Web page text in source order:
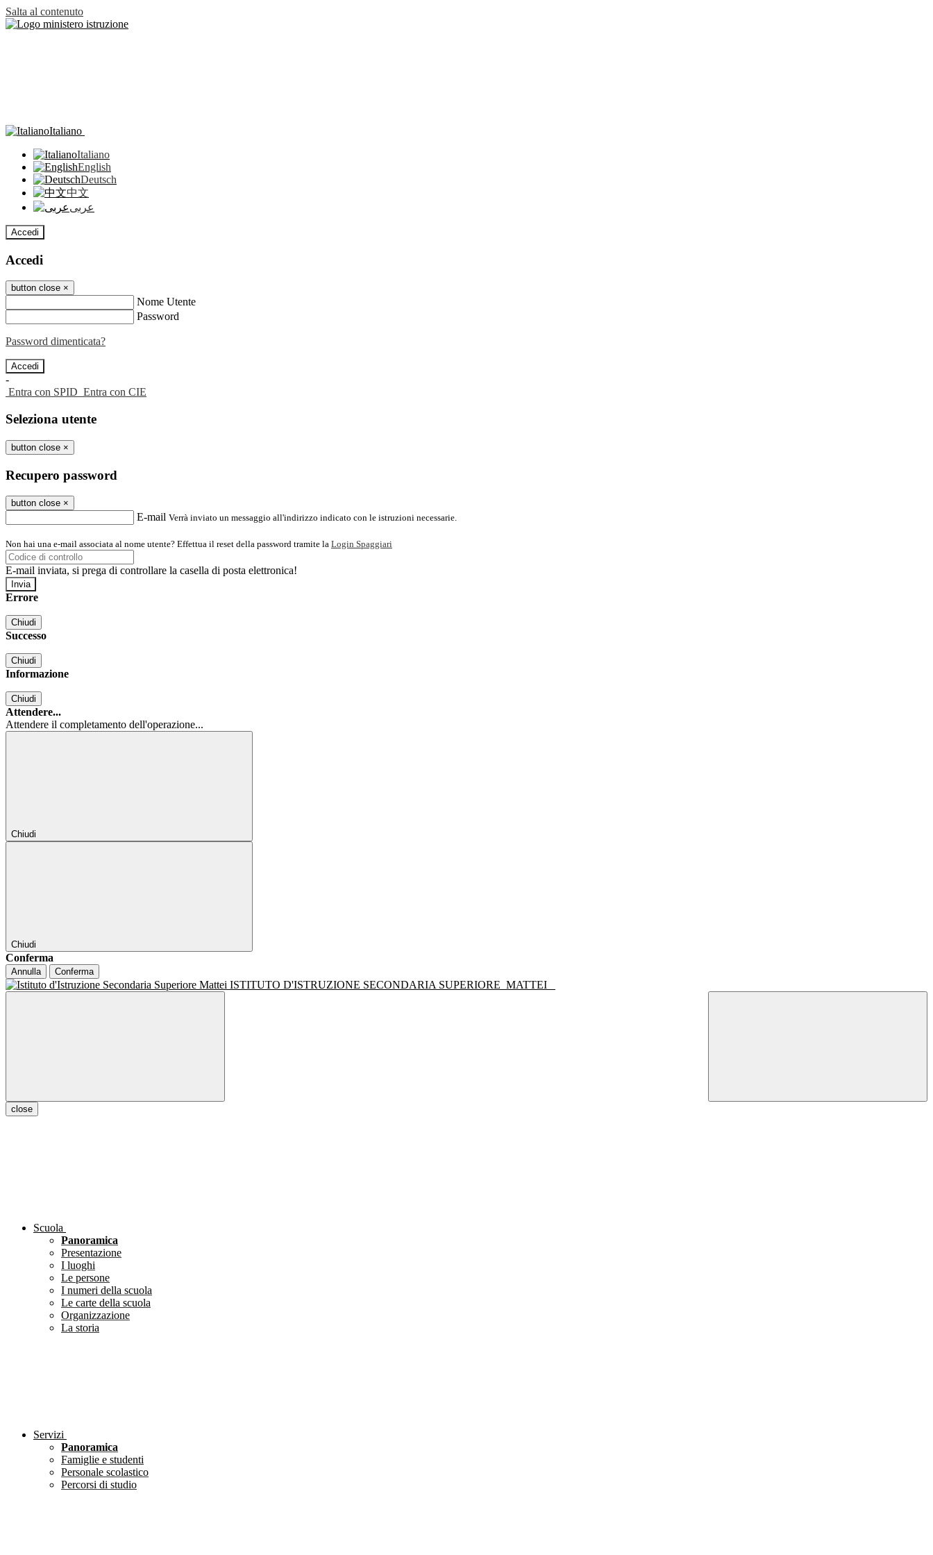
Salta al contenuto
Italiano
Italiano
English
Deutsch
中文
عربى
Accedi
Accedi
button close ×
Nome Utente
Password
Password dimenticata?
-
Entra con SPID Entra con CIE
Seleziona utente
button close ×
Recupero password
button close ×
E-mail Verrà inviato un messaggio all'indirizzo indicato con le istruzioni necessarie.
Non hai una e-mail associata al nome utente? Effettua il reset della password tramite la Login Spaggiari
E-mail inviata, si prega di controllare la casella di posta elettronica!
Errore
Chiudi
Successo
Chiudi
Informazione
Chiudi
Attendere...
Attendere il completamento dell'operazione...
Chiudi
Chiudi
Conferma
Annulla Conferma
ISTITUTO D'ISTRUZIONE SECONDARIA SUPERIORE MATTEI
close
Scuola
Panoramica
Presentazione
I luoghi
Le persone
I numeri della scuola
Le carte della scuola
Organizzazione
La storia
Servizi
Panoramica
Famiglie e studenti
Personale scolastico
Percorsi di studio